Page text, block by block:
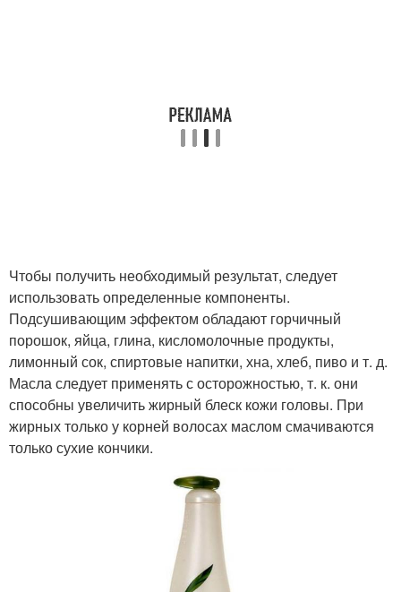
Чтобы получить необходимый результат, следует
использовать определенные компоненты.
Подсушивающим эффектом обладают горчичный
порошок, яйца, глина, кисломолочные продукты,
лимонный сок, спиртовые напитки, хна, хлеб, пиво и т. д.
Масла следует применять с осторожностью, т. к. они
способны увеличить жирный блеск кожи головы. При
жирных только у корней волосах маслом смачиваются
только сухие кончики.